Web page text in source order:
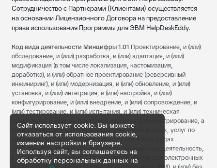
Сотрудничество с Партнерами (Клиентами) осуществляется
на основании Лицензионного Договора на предоставление
права использования Программы для ЭВМ HelpDeskEddy.
Код вида деятельности Минцифры 1.01 Проектирование, и (или)
обследование, и (или) разработка, и (или) адаптация, и (или)
модификация (в том числе локализация, кастомизация,
доработка), и (или) обратное проектирование (реверсивный
инжиниринг), и (или) модернизация, и (или) обновление, и (или)
установка, и (или) интеграция, и (или) настройка, и (или)
конфигурирование, и (или) внедрение, и (или) сопровождение, и
(или) тестирование, и (или) испытания, и (или) техническая
поддержка, и (или) эксплуатация, включая администрирование, а
также оказание услуг (в том числе консультационных, услуг по
обучению, экспертных услуг и иных) в указанных видах
деятельности (далее - проектирование и (или) иная деятельность,
а также оказание услуг), в отношении программ для электронных
Сайт использует cookie. Вы можете
отказаться от использования cookie,
изменив настройки в браузере.
Используя сайт, вы соглашаетесь на
обработку персональных данных на